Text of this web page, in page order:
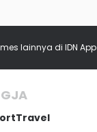
lainnya di IDN App
Travel